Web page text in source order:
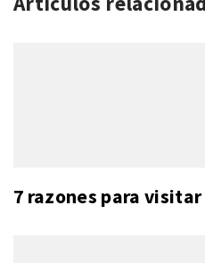
7 razones para visitar